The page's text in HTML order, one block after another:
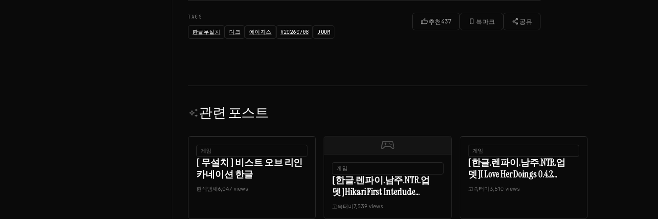
TAGS
한글무설치 다크 에이지스 V20260708 DOOM
thumb_up추천437 bookmark_border 북마크 share 공유
auto_awesome관련 포스트
게임
[ 무설치 ] 비스트 오브 리인
카네이션 한글
현석댐새6,047 views
sports_esports
게임
[한글.렌파이.남주.NTR.업
뎃]Hikari First Interlude...
고속터미7,539 views
게임
[한글.렌파이.남주.NTR.업
뎃]I Love Her Doings 0.4.2...
고속터미 3,510 views